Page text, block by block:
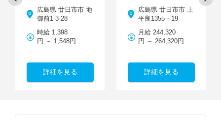
広島県 廿日市市 地
御前1-3-28
時給 1,398
円 ～ 1,548円
詳細を見る
広島県 廿日市市 上
平良1355－19
月給 244,320
円 ～ 264,320円
詳細を見る